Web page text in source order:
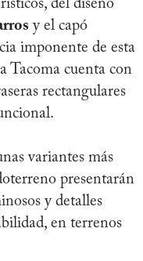
del diseño
y el capó
imponente de esta
Tacoma cuenta con
rectangulares
variantes más
presentarán
y detalles
en terrenos